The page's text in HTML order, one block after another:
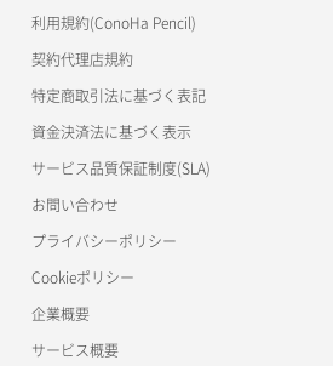
利用規約(ConoHa Pencil)
契約代理店規約
特定商取引法に基づく表記
資金決済法に基づく表示
サービス品質保証制度(SLA)
お問い合わせ
プライバシーポリシー
Cookieポリシー
企業概要
サービス概要